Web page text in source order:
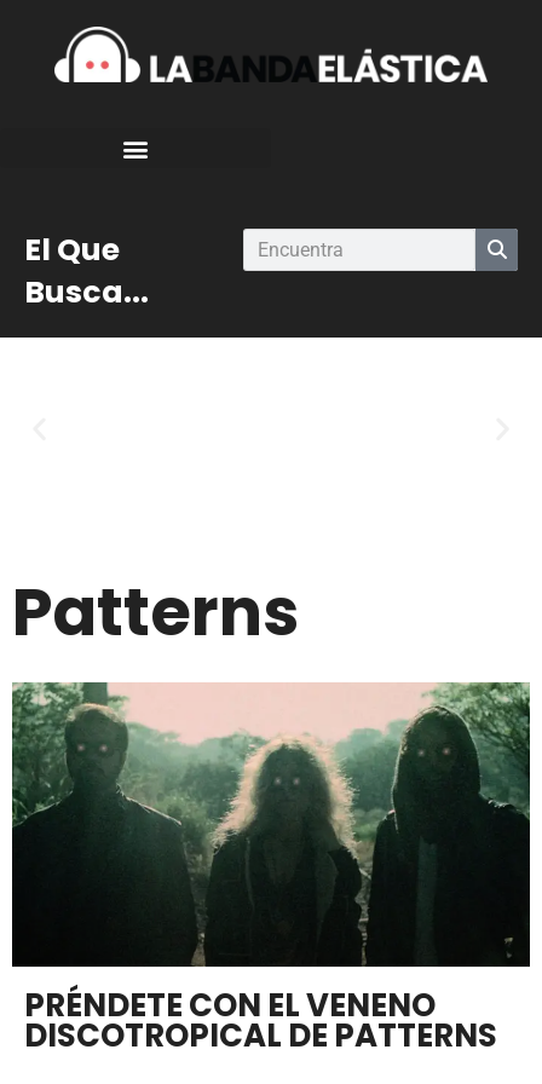
El Que
Busca...
Patterns
PRÉNDETE CON EL VENENO
DISCOTROPICAL DE PATTERNS